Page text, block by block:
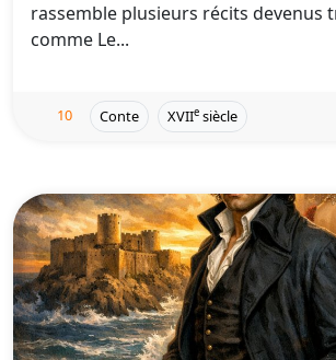
rassemble plusieurs récits devenus
comme Le...
10 Conte XVIIe siècle